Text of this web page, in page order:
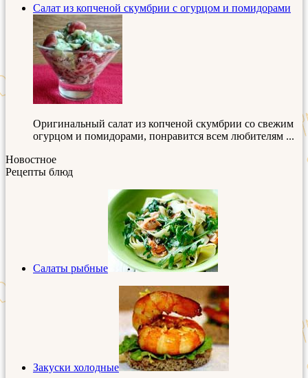
Салат из копченой скумбрии с огурцом и помидорами
Оригинальный салат из копченой скумбрии со свежим
огурцом и помидорами, понравится всем любителям ...
Новостное
Рецепты блюд
Салаты рыбные
Закуски холодные